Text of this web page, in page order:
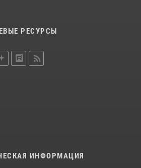
РЕСУРСЫ
ИНФОРМАЦИЯ